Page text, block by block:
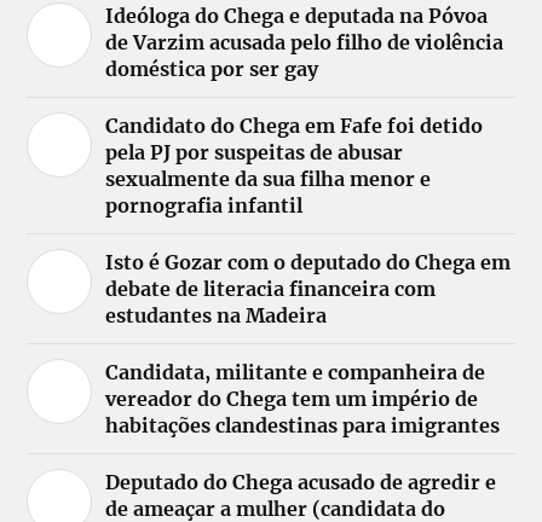
Ideóloga do Chega e deputada na Póvoa
de Varzim acusada pelo filho de violência
doméstica por ser gay
Candidato do Chega em Fafe foi detido
pela PJ por suspeitas de abusar
sexualmente da sua filha menor e
pornografia infantil
Isto é Gozar com o deputado do Chega em
debate de literacia financeira com
estudantes na Madeira
Candidata, militante e companheira de
vereador do Chega tem um império de
habitações clandestinas para imigrantes
Deputado do Chega acusado de agredir e
de ameaçar a mulher (candidata do